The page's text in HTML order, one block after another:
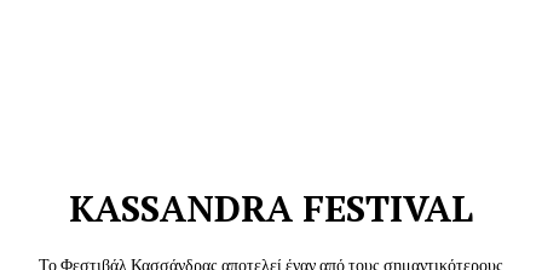
KASSANDRA FESTIVAL
Το Φεστιβάλ Κασσάνδρας αποτελεί έναν από τους σημαντικότερους